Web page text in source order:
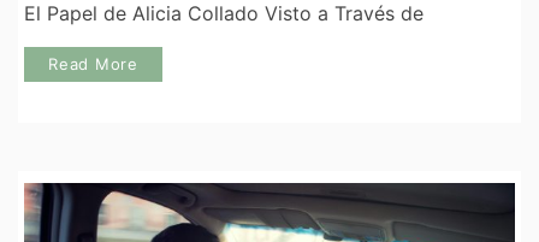
El Papel de Alicia Collado Visto a Través de
Read More